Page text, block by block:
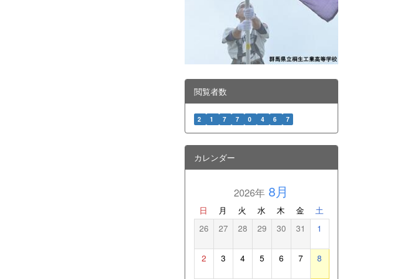
閲覧者数
2 1 7 7 0 4 6 7
カレンダー
2026年 8月
日 月 火 水 木 金 土
26 27 28 29 30 31 1
2 3 4 5 6 7 8